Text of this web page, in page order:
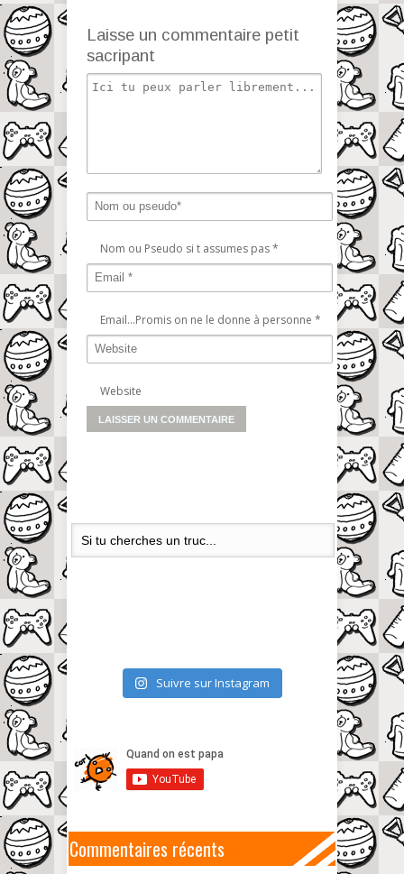
Laisse un commentaire petit
sacripant
Nom ou Pseudo si t assumes pas*
Email...Promis on ne le donne à personne *
Website
Suivre sur Instagram
Commentaires récents